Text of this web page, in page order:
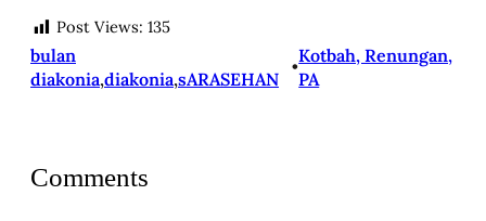
Post Views: 135
bulan
diakonia,diakonia,sARASEHAN
•
Kotbah, Renungan,
PA
Comments